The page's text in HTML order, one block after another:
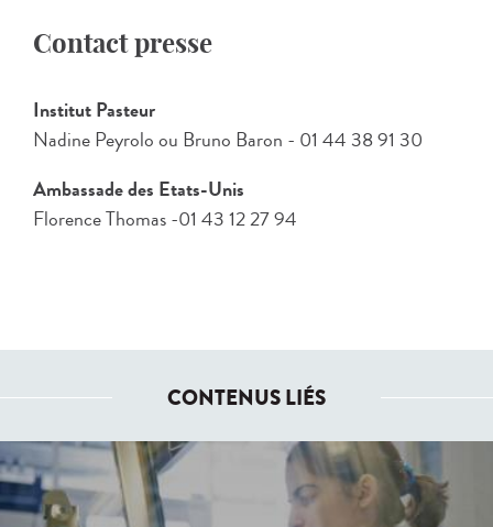
Contact presse
Institut Pasteur
Nadine Peyrolo ou Bruno Baron - 01 44 38 91 30
Ambassade des Etats-Unis
Florence Thomas -01 43 12 27 94
CONTENUS LIÉS